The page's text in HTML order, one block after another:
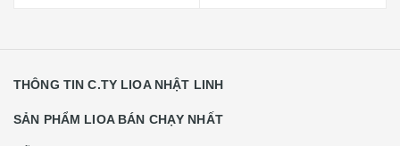
THÔNG TIN C.TY LIOA NHẬT LINH
SẢN PHẨM LIOA BÁN CHẠY NHẤT